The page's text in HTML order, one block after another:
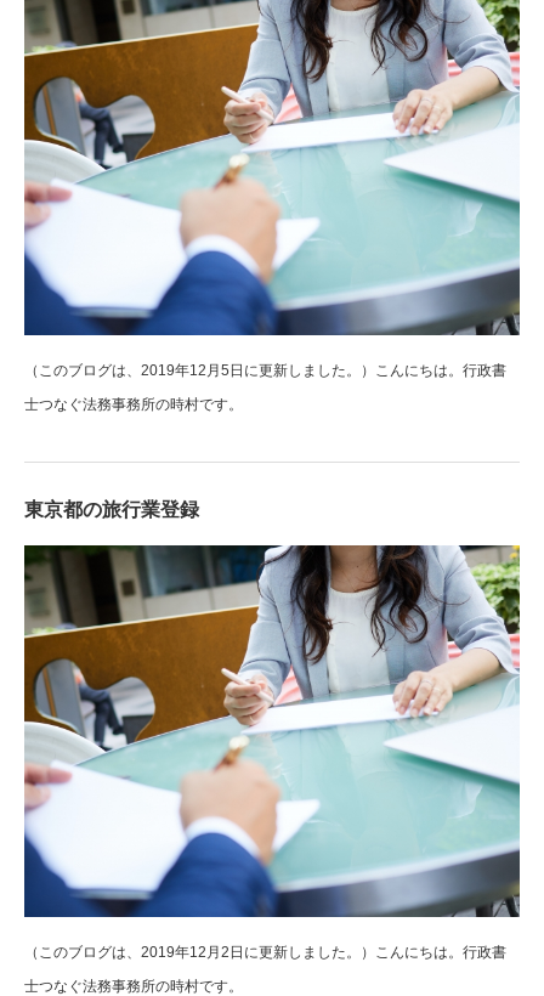
（このブログは、2019年12月5日に更新しました。）こんにちは。行政書
士つなぐ法務事務所の時村です。
東京都の旅行業登録
（このブログは、2019年12月2日に更新しました。）こんにちは。行政書
士つなぐ法務事務所の時村です。